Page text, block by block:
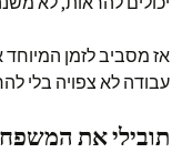
אז מסביב לזמן
עבודה לא צפויה בלי
תובילי את